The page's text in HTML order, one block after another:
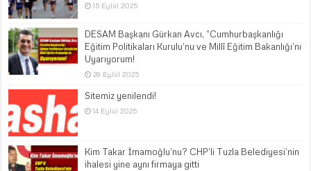
15 Eylül 2025
DESAM Başkanı Gürkan Avcı, “Cumhurbaşkanlığı
Eğitim Politikaları Kurulu’nu ve Millî Eğitim Bakanlığı’nı
Uyarıyorum!
28 Eylül 2025
Sitemiz yenilendi!
14 Eylül 2025
Kim Takar İmamoğlu’nu? CHP’li Tuzla Belediyesi’nin
ihalesi yine aynı firmaya gitti